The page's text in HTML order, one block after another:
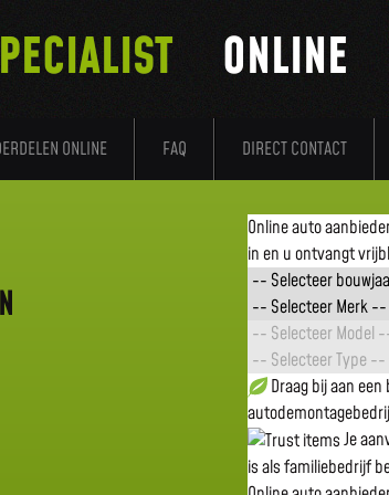
ONLINE FAQ DIRECT CONTACT
ONLINE
Online auto
in en u ontvangt
Draag bij aan
Je
is als familiebedrijf